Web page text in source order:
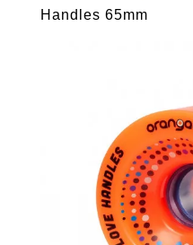
Handles 65mm